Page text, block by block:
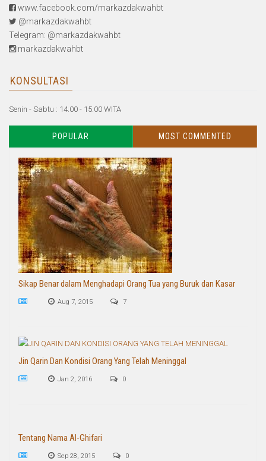
www.facebook.com/markazdakwahbt
@markazdakwahbt
Telegram: @markazdakwahbt
markazdakwahbt
KONSULTASI
Senin - Sabtu : 14.00 - 15.00 WITA
POPULAR MOST COMMENTED
Sikap Benar dalam Menghadapi Orang Tua yang Buruk dan Kasar
Aug 7, 2015 7
Jin Qarin Dan Kondisi Orang Yang Telah Meninggal
Jan 2, 2016 0
Tentang Nama Al-Ghifari
Sep 28, 2015 0